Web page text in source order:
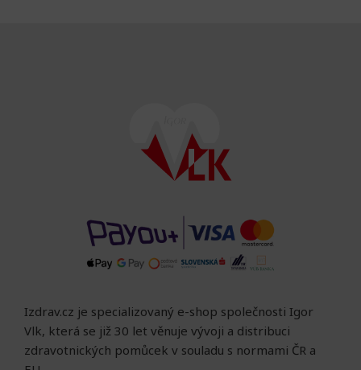
Izdrav.cz je specializovaný e-shop společnosti Igor
Vlk, která se již 30 let věnuje vývoji a distribuci
zdravotnických pomůcek v souladu s normami ČR a